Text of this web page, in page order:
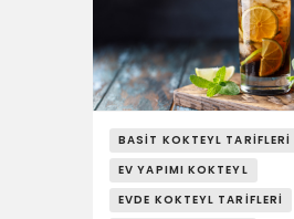
DRINK
BBQ 101
YAŞAM
SOSY’LE!
BASIT KOKTEYL TARIFLERI
EV YAPIMI KOKTEYL
EVDE KOKTEYL TARIFLERI